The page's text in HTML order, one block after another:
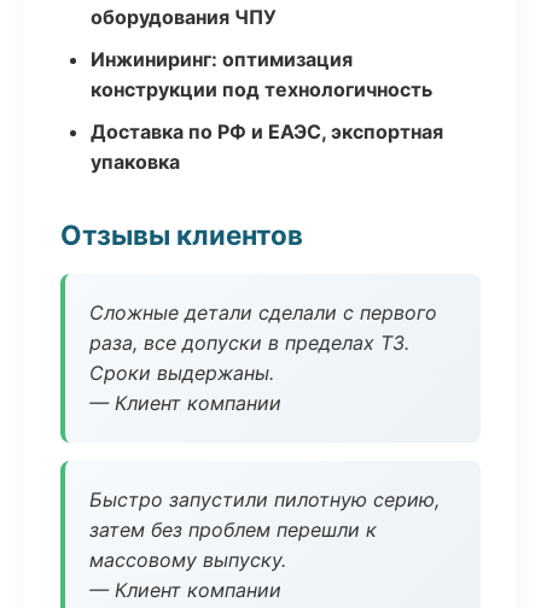
оборудования ЧПУ
Инжиниринг: оптимизация
конструкции под технологичность
Доставка по РФ и ЕАЭС, экспортная
упаковка
Отзывы клиентов
Сложные детали сделали с первого
раза, все допуски в пределах ТЗ.
Сроки выдержаны.
— Клиент компании
Быстро запустили пилотную серию,
затем без проблем перешли к
массовому выпуску.
— Клиент компании